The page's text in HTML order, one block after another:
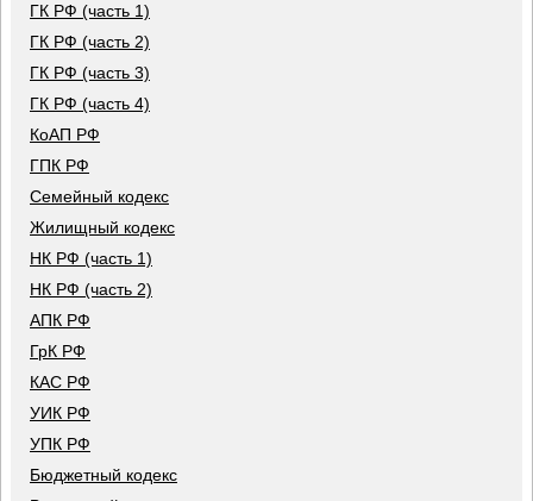
ГК РФ (часть 1)
ГК РФ (часть 2)
ГК РФ (часть 3)
ГК РФ (часть 4)
КоАП РФ
ГПК РФ
Семейный кодекс
Жилищный кодекс
НК РФ (часть 1)
НК РФ (часть 2)
АПК РФ
ГрК РФ
КАС РФ
УИК РФ
УПК РФ
Бюджетный кодекс